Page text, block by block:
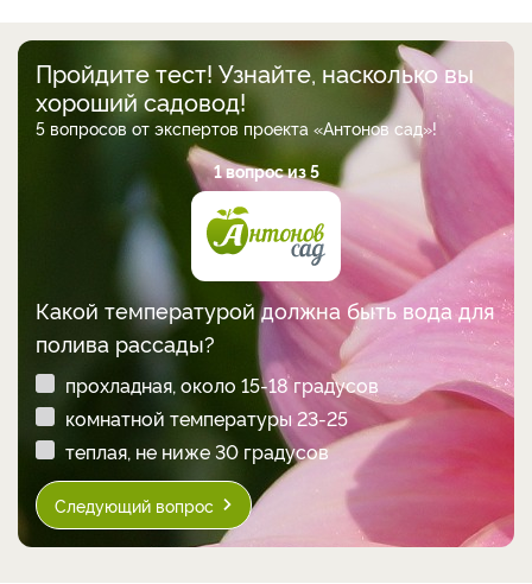
Пройдите тест! Узнайте, насколько вы
хороший садовод!
5 вопросов от экспертов проекта «Антонов сад»!
1 вопрос из 5
Какой температурой должна быть вода для
полива рассады?
прохладная, около 15-18 градусов
комнатной температуры 23-25
теплая, не ниже 30 градусов
Следующий вопрос